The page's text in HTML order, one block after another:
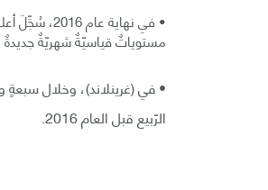
مستوياتٌ قياسيّةٌ شهريّةٌ جديدةٌ
• في (غرينلاند)، وخلال
الرّبيع قبل العام 2016.